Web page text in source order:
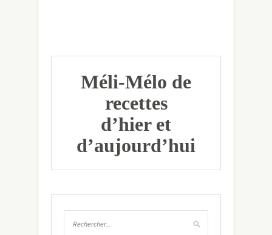
Méli-Mélo de
recettes
d’hier et
d’aujourd’hui